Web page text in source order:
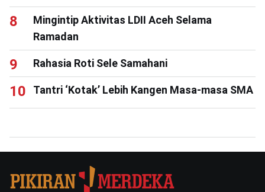
Mingintip Aktivitas LDII Aceh Selama
Ramadan
Rahasia Roti Sele Samahani
Tantri ‘Kotak’ Lebih Kangen Masa-masa SMA